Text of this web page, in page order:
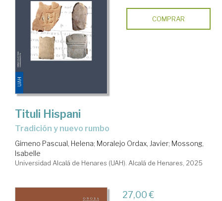
COMPRAR
Tituli Hispani
Tradición y nuevo rumbo
Gimeno Pascual, Helena; Moralejo Ordax, Javier; Mossong,
Isabelle
Universidad Alcalá de Henares (UAH). Alcalá de Henares, 2025
27,00 €